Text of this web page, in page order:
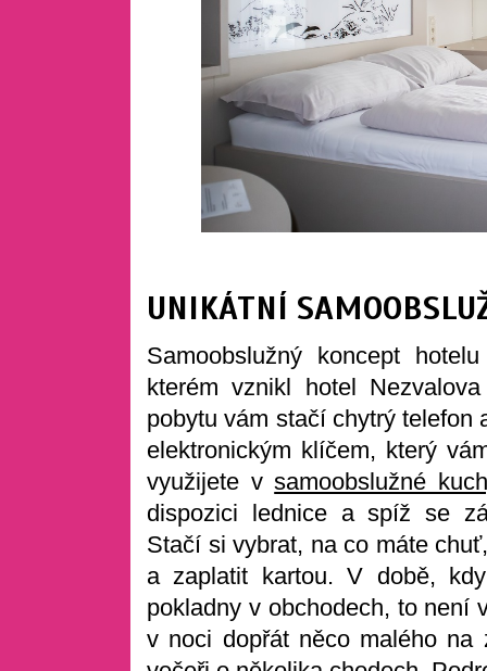
UNIKÁTNÍ
Samoobslužný koncept
kterém vznikl hotel
pobytu vám stačí chytrý telefon
elektronickým klíčem, který
využijete vsamoobslužné
dispozici lednice a spíž se
Stačí si vybrat, na co máte
a zaplatit kartou. V době,
pokladny v obchodech, to není
v noci dopřát něco malého